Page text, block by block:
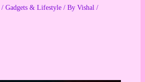
/ Gadgets & Lifestyle/ By Vishal /